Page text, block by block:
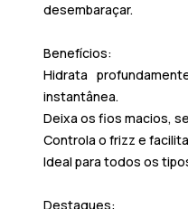
desembaraçar.
Benefícios:
Hidrata
instantânea.
Deixa os fios macios,
Controla o frizz e
Ideal para todos os
Destaques: